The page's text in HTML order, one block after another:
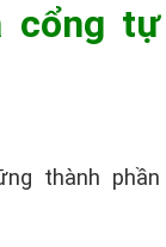
cổng tự
thành phần